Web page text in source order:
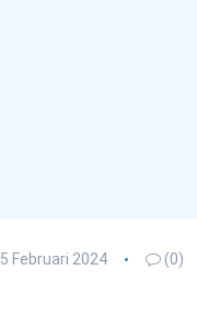
5 Februari 2024 (0)